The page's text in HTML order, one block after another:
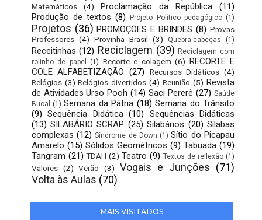
Matemáticos
(4) Proclamação da República
(11)
Produção de textos (8) Projeto Político pedagógico (1)
Projetos (36) PROMOÇÕES E BRINDES (8) Provas
Professores (4) Provinha Brasil (3) Quebra-cabeças (1)
Receitinhas (12) Reciclagem (39) Reciclagem com
rolinho de papel
(1) Recorte e colagem (6) RECORTE E
COLE ALFABETIZAÇÃO (27) Recursos Didáticos (4)
Relógios (3) Relógios divertidos (4) Reunião (5) Revista
de Atividades Urso Pooh (14) Saci Pererê (27) Saúde
Bucal
(1) Semana da Pátria (18) Semana do Trânsito
(9) Sequência Didática (10)
Sequências Didáticas
(13) SILABÁRIO SCRAP (25) Silabários (20) Sílabas
complexas (12) Síndrome de Down (1) Sítio do Picapau
Amarelo (15) Sólidos Geométricos (9) Tabuada (19)
Tangram (21) TDAH (2) Teatro (9) Textos de reflexão (1)
Valores (2) Verão (3) Vogais e Junções (71)
Volta às Aulas (70)
MAIS VISITADOS